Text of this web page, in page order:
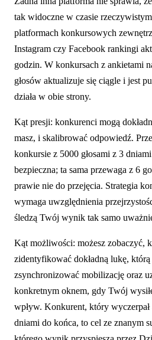
tak widoczne w czasie
platformach konkursowych
Instagram czy Facebook rankingi
godzin. W konkursach z ankietami
głosów aktualizuje się ciągle i jest
działa w obie strony.
Kąt presji: konkurenci mogą
masz, i skalibrować odpowiedź.
konkursie z 5000 głosami z 3
bezpieczna; ta sama przewaga z 6
prawie nie do przejęcia. Strategia
wymaga uwzględnienia
śledzą Twój wynik tak samo
Kąt możliwości: możesz zobaczyć,
zidentyfikować dokładną lukę,
zsynchronizować mobilizację oraz
konkretnym oknem, gdy Twój
wpływ. Konkurent, który wyczerpał
dniami do końca, to cel ze znanym